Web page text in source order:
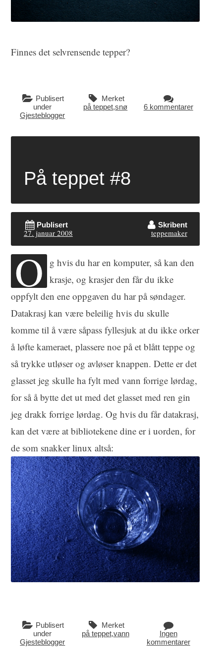
Finnes det selvrensende tepper?
Publisert
under
Gjesteblogger
Merket
på teppet,snø 6 kommentarer
På teppet #8
Publisert
27. januar 2008
Skribent
teppemaker
O g hvis du har en komputer, så kan den
krasje, og krasjer den får du ikke
oppfylt den ene oppgaven du har på søndager.
Datakrasj kan være beleilig hvis du skulle
komme til å være såpass fyllesjuk at du ikke orker
å løfte kameraet, plassere noe på et blått teppe og
så trykke utløser og avløser knappen. Dette er det
glasset jeg skulle ha fylt med vann forrige lørdag,
for så å bytte det ut med det glasset med ren gin
jeg drakk forrige lørdag. Og hvis du får datakrasj,
kan det være at bibliotekene dine er i uorden, for
de som snakker linux altså:
Publisert
under
Gjesteblogger
Merket
på teppet,vann
Ingen
kommentarer